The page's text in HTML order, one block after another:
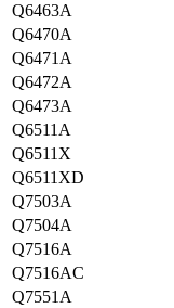
Q6463A
Q6470A
Q6471A
Q6472A
Q6473A
Q6511A
Q6511X
Q6511XD
Q7503A
Q7504A
Q7516A
Q7516AC
Q7551A